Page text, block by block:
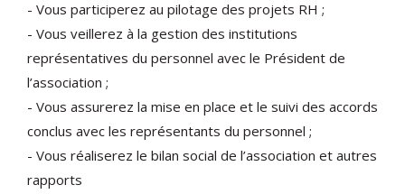
- Vous participerez au pilotage des projets RH ;
- Vous veillerez à la gestion des institutions
représentatives du personnel avec le Président de
l’association ;
- Vous assurerez la mise en place et le suivi des accords
conclus avec les représentants du personnel ;
- Vous réaliserez le bilan social de l’association et autres
rapports